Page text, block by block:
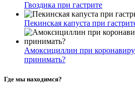
Гвоздика при гастрите
Пекинская капуста при
Амоксициллин при
принимать?
Где мы находимся?